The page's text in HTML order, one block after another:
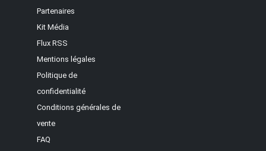
Partenaires
Kit Média
Flux RSS
Mentions légales
Politique de
confidentialité
Conditions générales de
vente
FAQ